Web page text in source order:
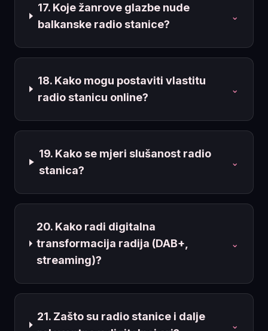
17. Koje žanrove glazbe nude
balkanske radio stanice?
⌄
18. Kako mogu postaviti vlastitu
radio stanicu online?
⌄
19. Kako se mjeri slušanost radio
stanica?
⌄
20. Kako radi digitalna
transformacija radija (DAB+,
streaming)?
⌄
21. Zašto su radio stanice i dalje
⌄